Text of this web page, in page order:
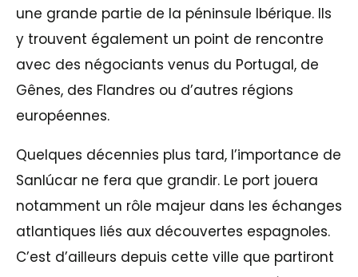
une grande partie de la péninsule Ibérique. Ils
y trouvent également un point de rencontre
avec des négociants venus du Portugal, de
Gênes, des Flandres ou d’autres régions
européennes.
Quelques décennies plus tard, l’importance de
Sanlúcar ne fera que grandir. Le port jouera
notamment un rôle majeur dans les échanges
atlantiques liés aux découvertes espagnoles.
C’est d’ailleurs depuis cette ville que partiront